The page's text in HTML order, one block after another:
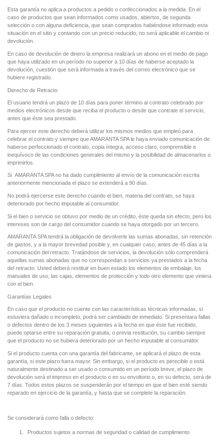
Esta garantía no aplica a productos a pedido o confeccionados a la medida. En el
caso de productos que sean informados como usados, abiertos, de segunda
selección o con alguna deficiencia, que sean comprados habiéndose informado esta
situación en el sitio y contando con un precio reducido, no será aplicable el cambio ni
devolución.
En caso de devolución de dinero la empresa realizará un abono en el medio de pago
que haya utilizado en un período no superior a 10 días de haberse aceptado la
devolución, cuestión que será informada a través del correo electrónico que se
hubiere registrado.
Derecho de Retracto
El usuario tendrá un plazo de 10 días para poner término al contrato celebrado por
medios electrónicos desde que reciba el producto o desde que contrate el servicio,
antes que éste sea prestado.
Para ejercer este derecho deberá utilizar los mismos medios que empleó para
celebrar el contrato y siempre que AMARANTA SPA le haya enviado comunicación de
haberse perfeccionado el contrato, copia íntegra, acceso claro, comprensible e
inequívoco de las condiciones generales del mismo y la posibilidad de almacenarlos o
imprimirlos.
Si AMARANTA SPA no ha dado cumplimiento al envío de la comunicación escrita
anteriormente mencionada el plazo se extenderá a 90 días.
No podrá ejercerse este derecho cuando el bien, materia del contrato, se haya
deteriorado por hecho imputable al consumidor.
Si el bien o servicio se obtuvo por medio de un crédito, éste queda sin efecto, pero los
intereses son de cargo del consumidor cuando se haya otorgado por un tercero.
AMARANTA SPA tendrá la obligación de devolverle las sumas abonadas, sin retención
de gastos, y a la mayor brevedad posible y, en cualquier caso, antes de 45 días a la
comunicación del retracto. Tratándose de servicios, la devolución sólo comprenderá
aquellas sumas abonadas que no correspondan a servicios ya prestados a la fecha
del retracto. Usted deberá restituir en buen estado los elementos de embalaje, los
manuales de uso, las cajas, elementos de protección y todo otro elemento que viniera
con el bien.
Garantías Legales
En caso que el producto no cuente con las características técnicas informadas, si
estuviera dañado o incompleto, podrá ser cambiado de inmediato. Si presentara fallas
o defectos dentro de los 3 meses siguientes a la fecha en que éste fue recibido,
puede optarse entre su reparación gratuita, o previa restitución, su cambio siempre
que el producto no se hubiera deteriorado por un hecho imputable al consumidor.
Si el producto cuenta con una garantía del fabricante, se aplicará el plazo de esta
garantía, si este plazo fuera mayor. Sin embargo, si el producto es perecible o está
naturalmente destinado a ser usado o consumido en un período breve, el plazo de
devolución será el impreso en el producto o en su envoltorio o, en su defecto, será de
7 días. Todos estos plazos se suspenderán por el tiempo en que el bien esté siendo
reparado en ejercicio de la garantía, y hasta que se complete la reparación.
Se considerará como falla o defecto:
1.
Productos sujetos a normas de seguridad o calidad de cumplimiento